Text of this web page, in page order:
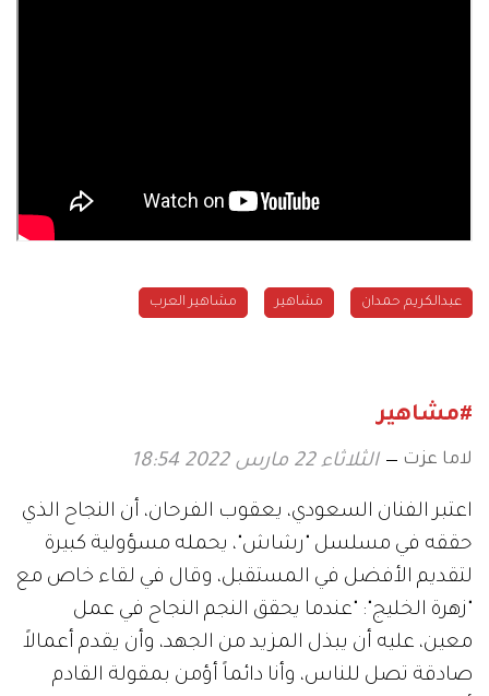
عبدالكريم حمدان مشاهير مشاهير العرب
#مشاهير
لاما عزت الثلاثاء 22 مارس 2022 18:54
اعتبر الفنان السعودي، يعقوب الفرحان، أن النجاح الذي
حققه في مسلسل "رشاش"، يحمله مسؤولية كبيرة
لتقديم الأفضل في المستقبل، وقال في لقاء خاص مع
"زهرة الخليج": "عندما يحقق النجم النجاح في عمل
معين، عليه أن يبذل المزيد من الجهد، وأن يقدم أعمالاً
صادقة تصل للناس، وأنا دائماً أؤمن بمقولة القادم